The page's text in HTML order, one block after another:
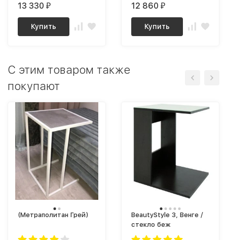
13 330 ₽
Купить
12 860 ₽
Купить
C этим товаром также
покупают
(Метраполитан Грей)
BeautyStyle 3, Венге /
стекло беж